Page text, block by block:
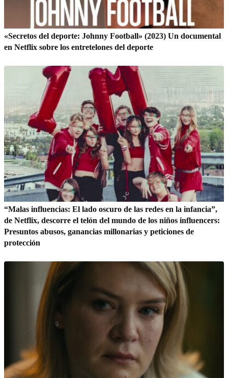
«Secretos del deporte: Johnny Football» (2023) Un documental
en Netflix sobre los entretelones del deporte
“Malas influencias: El lado oscuro de las redes en la infancia”,
de Netflix, descorre el telón del mundo de los niños influencers:
Presuntos abusos, ganancias millonarias y peticiones de
protección